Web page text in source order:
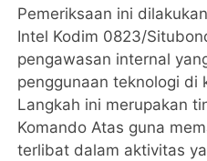
Pemeriksaan ini
Intel Kodim 0823/
pengawasan internal
penggunaan teknologi di
Langkah ini merupakan
Komando Atas guna
terlibat dalam aktivitas